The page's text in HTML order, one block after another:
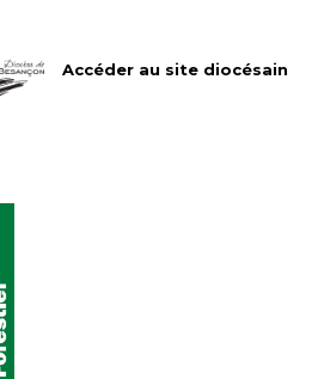
Accéder au site diocésain